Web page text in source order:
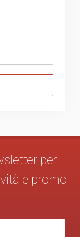
per
e promo